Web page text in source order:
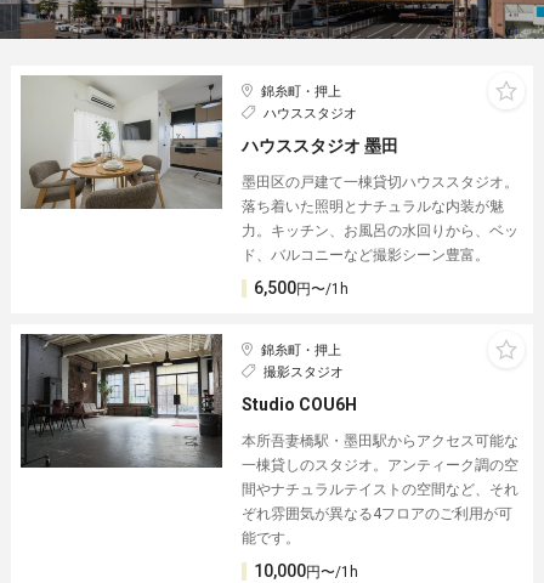
錦糸町・押上
ハウススタジオ
ハウススタジオ 墨田
墨田区の戸建て一棟貸切ハウススタジオ。
落ち着いた照明とナチュラルな内装が魅
力。キッチン、お風呂の水回りから、ベッ
ド、バルコニーなど撮影シーン豊富。
6,500円〜/1h
錦糸町・押上
撮影スタジオ
Studio COU6H
本所吾妻橋駅・墨田駅からアクセス可能な
一棟貸しのスタジオ。アンティーク調の空
間やナチュラルテイストの空間など、それ
ぞれ雰囲気が異なる4フロアのご利用が可
能です。
10,000円〜/1h